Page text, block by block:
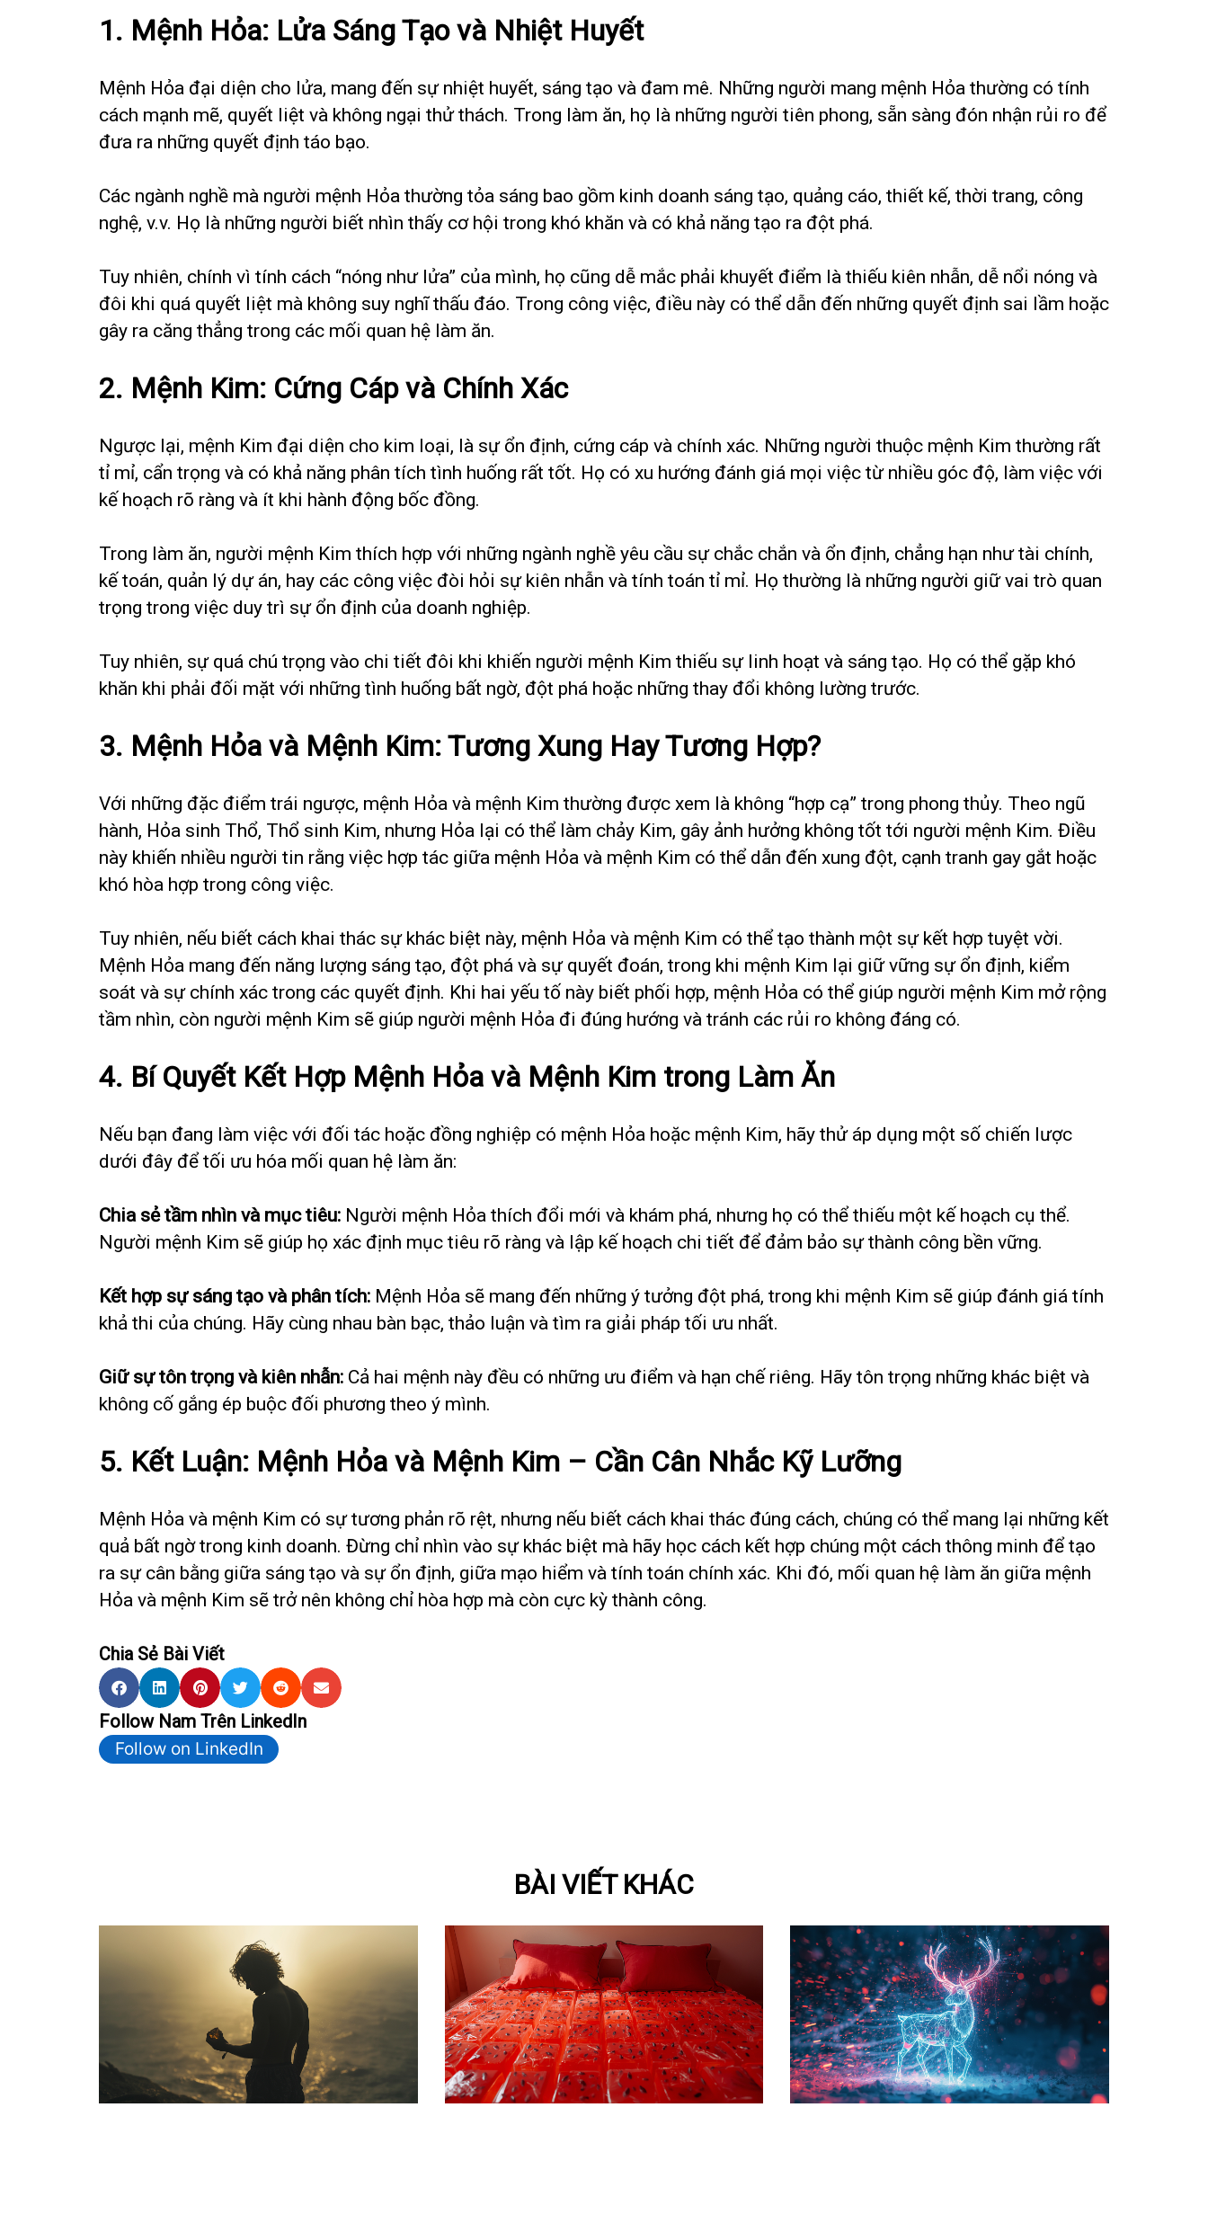
1. Mệnh Hỏa: Lửa Sáng Tạo và Nhiệt Huyết
Mệnh Hỏa đại diện cho lửa, mang đến sự nhiệt huyết, sáng tạo và đam mê. Những người mang mệnh Hỏa thường có tính
cách mạnh mẽ, quyết liệt và không ngại thử thách. Trong làm ăn, họ là những người tiên phong, sẵn sàng đón nhận rủi ro để
đưa ra những quyết định táo bạo.
Các ngành nghề mà người mệnh Hỏa thường tỏa sáng bao gồm kinh doanh sáng tạo, quảng cáo, thiết kế, thời trang, công
nghệ, v.v. Họ là những người biết nhìn thấy cơ hội trong khó khăn và có khả năng tạo ra đột phá.
Tuy nhiên, chính vì tính cách “nóng như lửa” của mình, họ cũng dễ mắc phải khuyết điểm là thiếu kiên nhẫn, dễ nổi nóng và
đôi khi quá quyết liệt mà không suy nghĩ thấu đáo. Trong công việc, điều này có thể dẫn đến những quyết định sai lầm hoặc
gây ra căng thẳng trong các mối quan hệ làm ăn.
2. Mệnh Kim: Cứng Cáp và Chính Xác
Ngược lại, mệnh Kim đại diện cho kim loại, là sự ổn định, cứng cáp và chính xác. Những người thuộc mệnh Kim thường rất
tỉ mỉ, cẩn trọng và có khả năng phân tích tình huống rất tốt. Họ có xu hướng đánh giá mọi việc từ nhiều góc độ, làm việc với
kế hoạch rõ ràng và ít khi hành động bốc đồng.
Trong làm ăn, người mệnh Kim thích hợp với những ngành nghề yêu cầu sự chắc chắn và ổn định, chẳng hạn như tài chính,
kế toán, quản lý dự án, hay các công việc đòi hỏi sự kiên nhẫn và tính toán tỉ mỉ. Họ thường là những người giữ vai trò quan
trọng trong việc duy trì sự ổn định của doanh nghiệp.
Tuy nhiên, sự quá chú trọng vào chi tiết đôi khi khiến người mệnh Kim thiếu sự linh hoạt và sáng tạo. Họ có thể gặp khó
khăn khi phải đối mặt với những tình huống bất ngờ, đột phá hoặc những thay đổi không lường trước.
3. Mệnh Hỏa và Mệnh Kim: Tương Xung Hay Tương Hợp?
Với những đặc điểm trái ngược, mệnh Hỏa và mệnh Kim thường được xem là không “hợp cạ” trong phong thủy. Theo ngũ
hành, Hỏa sinh Thổ, Thổ sinh Kim, nhưng Hỏa lại có thể làm chảy Kim, gây ảnh hưởng không tốt tới người mệnh Kim. Điều
này khiến nhiều người tin rằng việc hợp tác giữa mệnh Hỏa và mệnh Kim có thể dẫn đến xung đột, cạnh tranh gay gắt hoặc
khó hòa hợp trong công việc.
Tuy nhiên, nếu biết cách khai thác sự khác biệt này, mệnh Hỏa và mệnh Kim có thể tạo thành một sự kết hợp tuyệt vời.
Mệnh Hỏa mang đến năng lượng sáng tạo, đột phá và sự quyết đoán, trong khi mệnh Kim lại giữ vững sự ổn định, kiểm
soát và sự chính xác trong các quyết định. Khi hai yếu tố này biết phối hợp, mệnh Hỏa có thể giúp người mệnh Kim mở rộng
tầm nhìn, còn người mệnh Kim sẽ giúp người mệnh Hỏa đi đúng hướng và tránh các rủi ro không đáng có.
4. Bí Quyết Kết Hợp Mệnh Hỏa và Mệnh Kim trong Làm Ăn
Nếu bạn đang làm việc với đối tác hoặc đồng nghiệp có mệnh Hỏa hoặc mệnh Kim, hãy thử áp dụng một số chiến lược
dưới đây để tối ưu hóa mối quan hệ làm ăn:
Chia sẻ tầm nhìn và mục tiêu: Người mệnh Hỏa thích đổi mới và khám phá, nhưng họ có thể thiếu một kế hoạch cụ thể.
Người mệnh Kim sẽ giúp họ xác định mục tiêu rõ ràng và lập kế hoạch chi tiết để đảm bảo sự thành công bền vững.
Kết hợp sự sáng tạo và phân tích: Mệnh Hỏa sẽ mang đến những ý tưởng đột phá, trong khi mệnh Kim sẽ giúp đánh giá tính
khả thi của chúng. Hãy cùng nhau bàn bạc, thảo luận và tìm ra giải pháp tối ưu nhất.
Giữ sự tôn trọng và kiên nhẫn: Cả hai mệnh này đều có những ưu điểm và hạn chế riêng. Hãy tôn trọng những khác biệt và
không cố gắng ép buộc đối phương theo ý mình.
5. Kết Luận: Mệnh Hỏa và Mệnh Kim – Cần Cân Nhắc Kỹ Lưỡng
Mệnh Hỏa và mệnh Kim có sự tương phản rõ rệt, nhưng nếu biết cách khai thác đúng cách, chúng có thể mang lại những kết
quả bất ngờ trong kinh doanh. Đừng chỉ nhìn vào sự khác biệt mà hãy học cách kết hợp chúng một cách thông minh để tạo
ra sự cân bằng giữa sáng tạo và sự ổn định, giữa mạo hiểm và tính toán chính xác. Khi đó, mối quan hệ làm ăn giữa mệnh
Hỏa và mệnh Kim sẽ trở nên không chỉ hòa hợp mà còn cực kỳ thành công.
Chia Sẻ Bài Viết
Follow Nam Trên LinkedIn
Follow on LinkedIn
BÀI VIẾT KHÁC